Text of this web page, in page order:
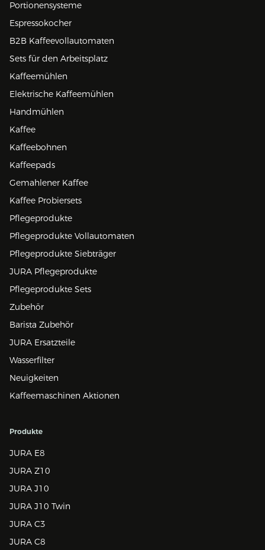
Portionensysteme
Espressokocher
B2B Kaffeevollautomaten
Sets für den Arbeitsplatz
Kaffeemühlen
Elektrische Kaffeemühlen
Handmühlen
Kaffee
Kaffeebohnen
Kaffeepads
Gemahlener Kaffee
Kaffee Probiersets
Pflegeprodukte
Pflegeprodukte Vollautomaten
Pflegeprodukte Siebträger
JURA Pflegeprodukte
Pflegeprodukte Sets
Zubehör
Barista Zubehör
JURA Ersatzteile
Wasserfilter
Neuigkeiten
Kaffeemaschinen Aktionen
Produkte
JURA E8
JURA Z10
JURA J10
JURA J10 Twin
JURA C3
JURA C8